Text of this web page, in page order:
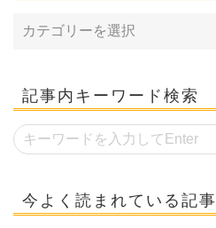
記事内キーワード検索
今よく読まれている記事